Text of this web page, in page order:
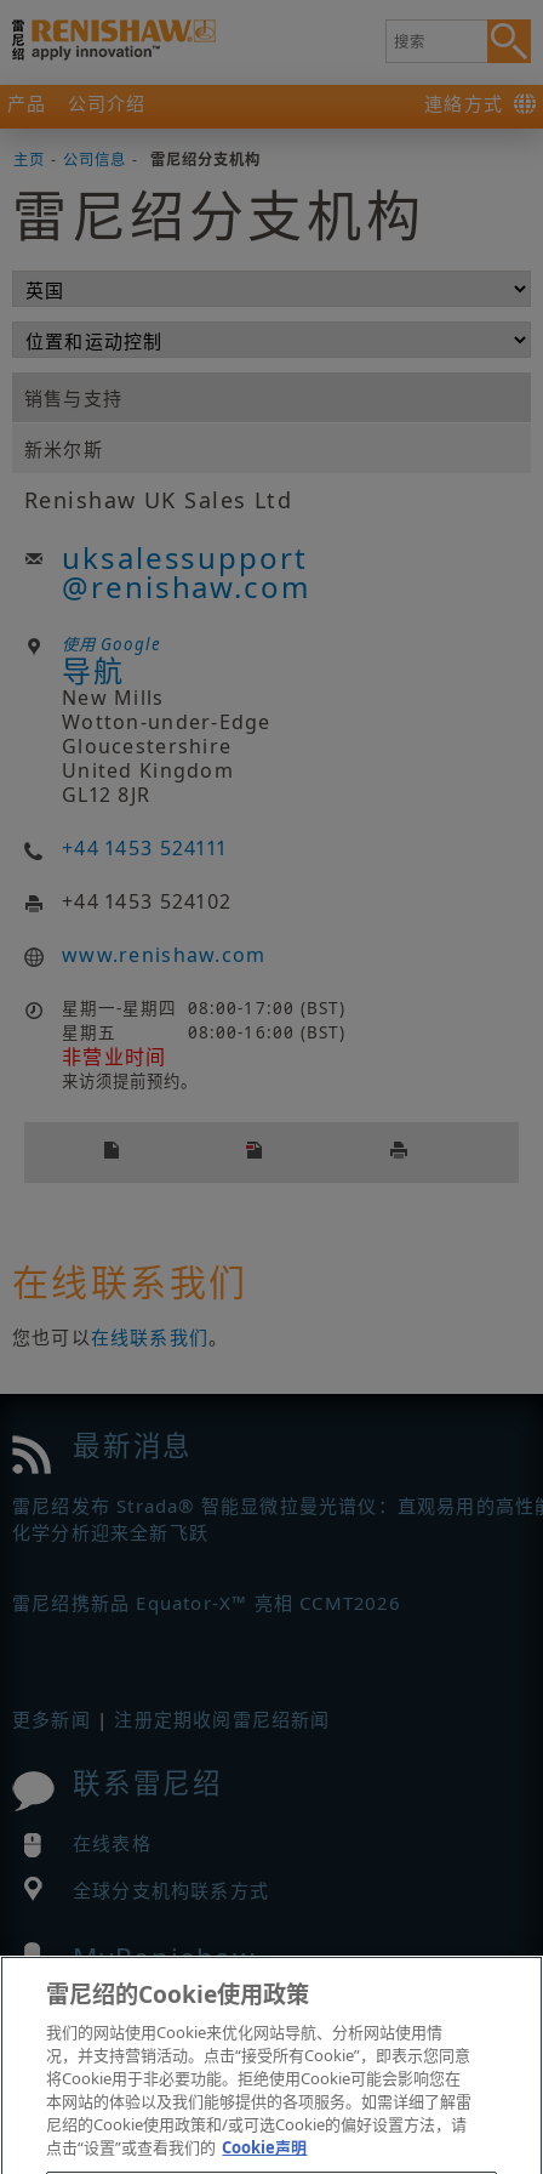
产品 公司介绍 連絡方式
主页 - 公司信息 - 雷尼绍分支机构
雷尼绍分支机构
销售与支持
新米尔斯
Renishaw UK Sales Ltd
uksalessupport
@renishaw.com
使用 Google
导航
New Mills
Wotton-under-Edge
Gloucestershire
United Kingdom
GL12 8JR
+44 1453 524111
+44 1453 524102
www.renishaw.com
星期一-星期四
08:00-17:00 (BST)
星期五
08:00-16:00 (BST)
非营业时间
来访须提前预约。
在线联系我们
您也可以在线联系我们。
最新消息
雷尼绍发布 Strada® 智能显微拉曼光谱仪：直观易用的高性
化学分析迎来全新飞跃
雷尼绍携新品 Equator-X™ 亮相 CCMT2026
更多新闻 | 注册定期收阅雷尼绍新闻
联系雷尼绍
在线表格
全球分支机构联系方式
MyRenishaw
在线商城
展会与市场活动
雷尼绍的Cookie使用政策
我们的网站使用Cookie来优化网站导航、分析网站使用情
况，并支持营销活动。点击“接受所有Cookie”，即表示您同意
将Cookie用于非必要功能。拒绝使用Cookie可能会影响您在
本网站的体验以及我们能够提供的各项服务。如需详细了解雷
尼绍的Cookie使用政策和/或可选Cookie的偏好设置方法，请
点击“设置”或查看我们的 Cookie声明